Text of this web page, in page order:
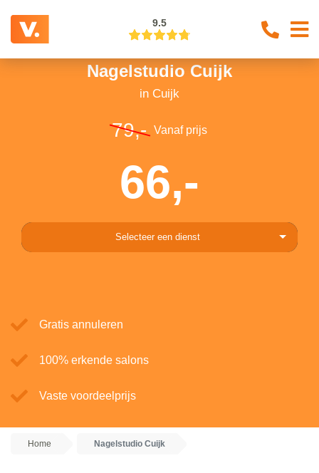
9.5
Nagelstudio Cuijk
in Cuijk
79,- Vanaf prijs
66,-
Selecteer een dienst
Gratis annuleren
100% erkende salons
Vaste voordeelprijs
Home Nagelstudio Cuijk